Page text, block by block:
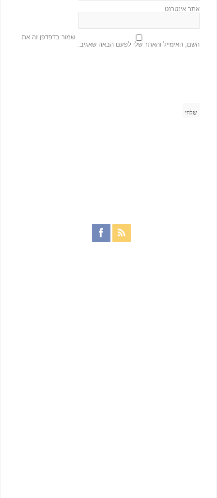
אתר אינטרנט
שמור בדפדפן זה את
השם, האימייל והאתר שלי לפעם הבאה שאגיב.